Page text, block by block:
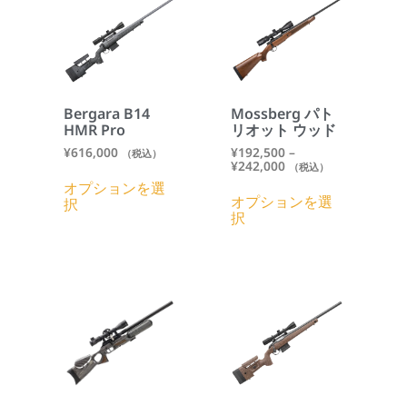
Bergara B14
HMR Pro
¥616,000 （税込）
オプションを選
択
Mossberg パト
リオット ウッド
¥192,500 –
¥242,000 （税込）
オプションを選
択